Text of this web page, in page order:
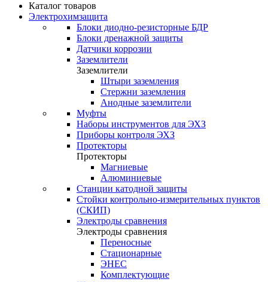
Каталог товаров
Электрохимзащита
Блоки диодно-резисторные БДР
Блоки дренажной защиты
Датчики коррозии
Заземлители
Заземлители
Штыри заземления
Стержни заземления
Анодные заземлители
Муфты
Наборы инструментов для ЭХЗ
Приборы контроля ЭХЗ
Протекторы
Протекторы
Магниевые
Алюминиевые
Станции катодной защиты
Стойки контрольно-измерительных пунктов
(СКИП)
Электроды сравнения
Электроды сравнения
Переносные
Стационарные
ЭНЕС
Комплектующие